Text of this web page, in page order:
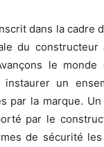
dans la cadre
du constructeur
le monde
instaurer un
par la marque.
par le
de sécurité